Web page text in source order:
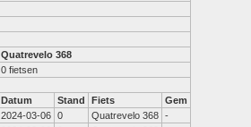
Quatrevelo 368
0 fietsen
Datum Stand Fiets
Gem
2024-03-06 0 Quatrevelo 368 -